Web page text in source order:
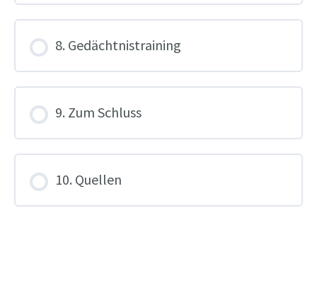
8. Gedächtnistraining
9. Zum Schluss
10. Quellen